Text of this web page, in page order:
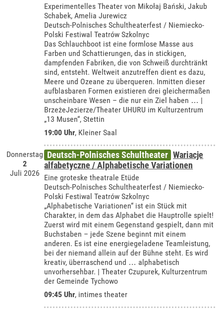
Experimentelles Theater von Mikołaj Bański, Jakub
Schabek, Amelia Jurewicz
Deutsch-Polnisches Schultheaterfest / Niemiecko-
Polski Festiwal Teatrów Szkolnyc
Das Schlauchboot ist eine formlose Masse aus
Farben und Schattierungen, das in stickigen,
dampfenden Fabriken, die von Schweiß durchtränkt
sind, entsteht. Weltweit anzutreffen dient es dazu,
Meere und Ozeane zu überqueren. Inmitten dieser
aufblasbaren Formen existieren drei gleichermaßen
unscheinbare Wesen – die nur ein Ziel haben … |
BrzeżeJezierze/Theater UHURU im Kulturzentrum
„13 Musen“, Stettin
19:00 Uhr, Kleiner Saal
Donnerstag
2
Juli 2026
Deutsch-Polnisches Schultheater Wariacje
alfabetyczne / Alphabetische Variationen
Eine groteske theatrale Etüde
Deutsch-Polnisches Schultheaterfest / Niemiecko-
Polski Festiwal Teatrów Szkolnyc
„Alphabetische Variationen“ ist ein Stück mit
Charakter, in dem das Alphabet die Hauptrolle spielt!
Zuerst wird mit einem Gegenstand gespielt, dann mit
Buchstaben – jede Szene beginnt mit einem
anderen. Es ist eine energiegeladene Teamleistung,
bei der niemand allein auf der Bühne steht. Es wird
kreativ, überraschend und … alphabetisch
unvorhersehbar. | Theater Czupurek, Kulturzentrum
der Gemeinde Tychowo
09:45 Uhr, intimes theater